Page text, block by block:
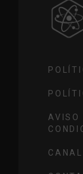
AVISO
REGIÓN